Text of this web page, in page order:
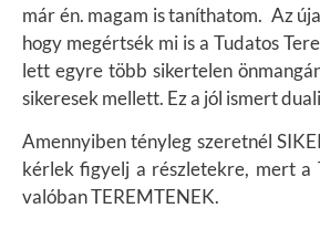
már én. magam is taníthatom. Az
hogy megértsék mi is a Tudatos
lett egyre több sikertelen
sikeresek mellett. Ez a jól ismert
Amennyiben tényleg szeretnél
kérlek figyelj a részletekre, mert a
valóban TEREMTENEK.